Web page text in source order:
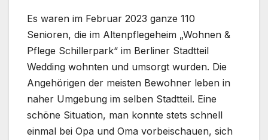
Es waren im Februar 2023 ganze 110
Senioren, die im Altenpflegeheim „Wohnen &
Pflege Schillerpark“ im Berliner Stadtteil
Wedding wohnten und umsorgt wurden. Die
Angehörigen der meisten Bewohner leben in
naher Umgebung im selben Stadtteil. Eine
schöne Situation, man konnte stets schnell
einmal bei Opa und Oma vorbeischauen, sich